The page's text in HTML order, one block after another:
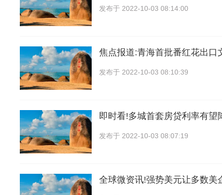
发布于 2022-10-03 08:14:00
焦点报道:青海首批番红花出口
发布于 2022-10-03 08:10:39
即时看!多城首套房贷利率有望
发布于 2022-10-03 08:07:19
全球微资讯!强势美元让多数美